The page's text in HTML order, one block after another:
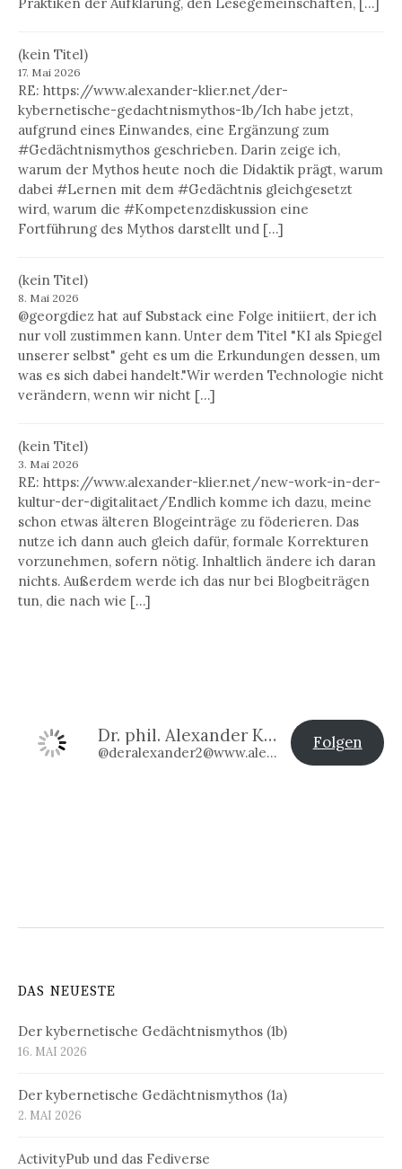
(kein Titel)
17. Mai 2026
RE: https://www.alexander-klier.net/der-
kybernetische-gedachtnismythos-1b/Ich habe jetzt,
aufgrund eines Einwandes, eine Ergänzung zum
#Gedächtnismythos geschrieben. Darin zeige ich,
warum der Mythos heute noch die Didaktik prägt, warum
dabei #Lernen mit dem #Gedächtnis gleichgesetzt
wird, warum die #Kompetenzdiskussion eine
Fortführung des Mythos darstellt und […]
(kein Titel)
8. Mai 2026
@georgdiez hat auf Substack eine Folge initiiert, der ich
nur voll zustimmen kann. Unter dem Titel "KI als Spiegel
unserer selbst" geht es um die Erkundungen dessen, um
was es sich dabei handelt."Wir werden Technologie nicht
verändern, wenn wir nicht […]
(kein Titel)
3. Mai 2026
RE: https://www.alexander-klier.net/new-work-in-der-
kultur-der-digitalitaet/Endlich komme ich dazu, meine
schon etwas älteren Blogeinträge zu föderieren. Das
nutze ich dann auch gleich dafür, formale Korrekturen
vorzunehmen, sofern nötig. Inhaltlich ändere ich daran
nichts. Außerdem werde ich das nur bei Blogbeiträgen
tun, die nach wie […]
Dr. phil. Alexander Klier
@deralexander2@www.alexander-klier.net
Folgen
DAS NEUESTE
Der kybernetische Gedächtnismythos (1b)
16. MAI 2026
Der kybernetische Gedächtnismythos (1a)
2. MAI 2026
ActivityPub und das Fediverse